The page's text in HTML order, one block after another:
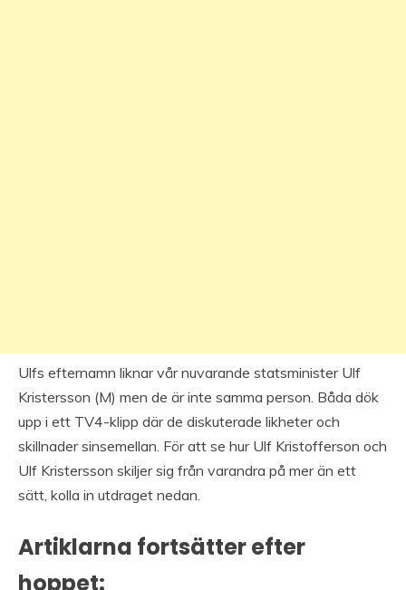
Ulfs efternamn liknar vår nuvarande statsminister Ulf
Kristersson (M) men de är inte samma person. Båda dök
upp i ett TV4-klipp där de diskuterade likheter och
skillnader sinsemellan. För att se hur Ulf Kristofferson och
Ulf Kristersson skiljer sig från varandra på mer än ett
sätt, kolla in utdraget nedan.
Artiklarna fortsätter efter
hoppet: